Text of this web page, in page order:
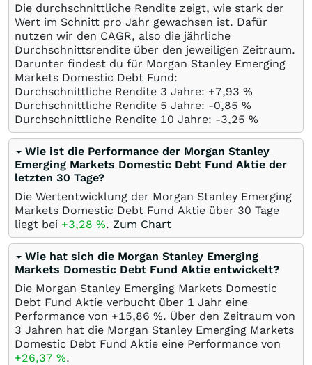
Die durchschnittliche Rendite zeigt, wie stark der
Wert im Schnitt pro Jahr gewachsen ist. Dafür
nutzen wir den CAGR, also die jährliche
Durchschnittsrendite über den jeweiligen Zeitraum.
Darunter findest du für Morgan Stanley Emerging
Markets Domestic Debt Fund:
Durchschnittliche Rendite 3 Jahre: +7,93 %
Durchschnittliche Rendite 5 Jahre: -0,85 %
Durchschnittliche Rendite 10 Jahre: -3,25 %
Wie ist die Performance der Morgan Stanley
Emerging Markets Domestic Debt Fund Aktie der
letzten 30 Tage?
Die Wertentwicklung der Morgan Stanley Emerging
Markets Domestic Debt Fund Aktie über 30 Tage
liegt bei +3,28 %. Zum Chart
Wie hat sich die Morgan Stanley Emerging
Markets Domestic Debt Fund Aktie entwickelt?
Die Morgan Stanley Emerging Markets Domestic
Debt Fund Aktie verbucht über 1 Jahr eine
Performance von +15,86 %. Über den Zeitraum von
3 Jahren hat die Morgan Stanley Emerging Markets
Domestic Debt Fund Aktie eine Performance von
+26,37 %.